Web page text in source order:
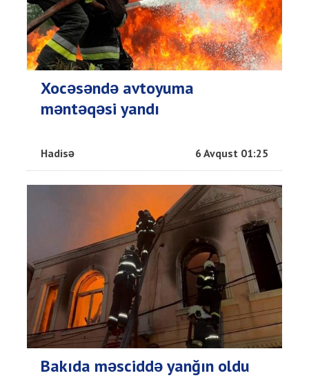
Xocəsəndə avtoyuma
məntəqəsi yandı
Hadisə 6 Avqust 01:25
Bakıda məsciddə yanğın oldu